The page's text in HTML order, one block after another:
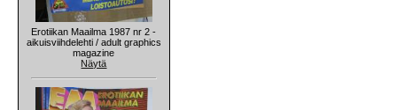
Erotiikan Maailma 1987 nr 2 -
aikuisviihdelehti / adult graphics
magazine
Näytä